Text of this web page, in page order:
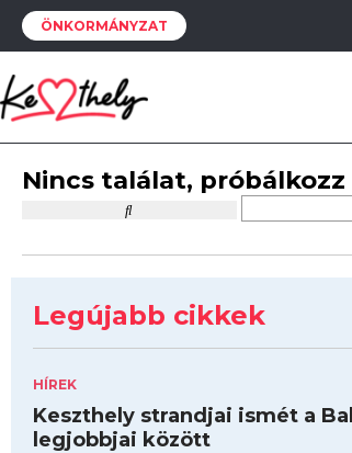
ÖNKORMÁNYZAT
Nincs találat,
Legújabb cikkek
HÍREK
Keszthely strandjai ismét a
legjobbjai között